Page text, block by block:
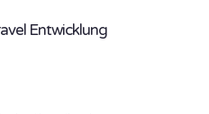
Entwicklung